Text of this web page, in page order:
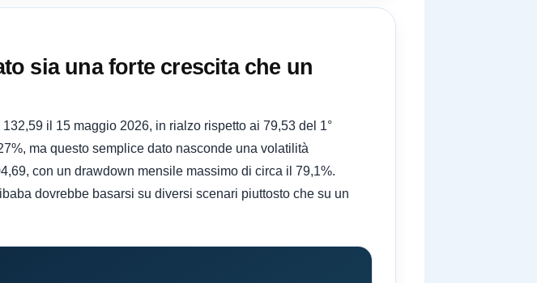
sia una forte crescita che un
il 15 maggio 2026, in rialzo rispetto ai 79,53 del 1°
ma questo semplice dato nasconde una volatilità
con un drawdown mensile massimo di circa il 79,1%.
dovrebbe basarsi su diversi scenari piuttosto che su un